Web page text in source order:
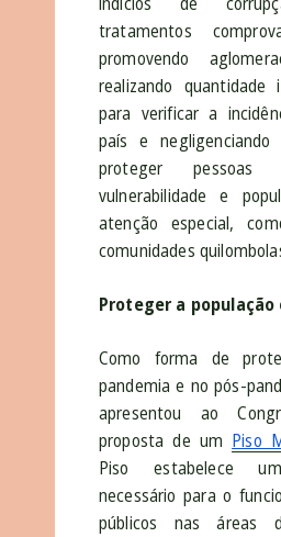
tratamentos
promovendo
realizando
para verificar a
país e
proteger
vulnerabilidade e
atenção especial,
comunidades
Proteger a
Como forma de
pandemia e no pós-
apresentou ao
proposta de um Piso
Piso estabelece
necessário para o
públicos nas áreas